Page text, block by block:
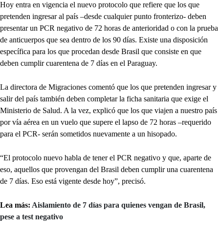
Hoy entra en vigencia el nuevo protocolo que refiere que los que
pretenden ingresar al país –desde cualquier punto fronterizo- deben
presentar un PCR negativo de 72 horas de anterioridad o con la prueba
de anticuerpos que sea dentro de los 90 días. Existe una disposición
específica para los que procedan desde Brasil que consiste en que
deben cumplir cuarentena de 7 días en el Paraguay.
La directora de Migraciones comentó que los que pretenden ingresar y
salir del país también deben completar la ficha sanitaria que exige el
Ministerio de Salud. A la vez, explicó que los que viajen a nuestro país
por vía aérea en un vuelo que supere el lapso de 72 horas –requerido
para el PCR- serán sometidos nuevamente a un hisopado.
“El protocolo nuevo habla de tener el PCR negativo y que, aparte de
eso, aquellos que provengan del Brasil deben cumplir una cuarentena
de 7 días. Eso está vigente desde hoy”, precisó.
Lea más: Aislamiento de 7 días para quienes vengan de Brasil,
pese a test negativo